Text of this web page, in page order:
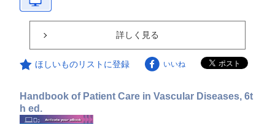
詳しく見る
ほしいものリストに登録 いいね
Handbook of Patient Care in Vascular Diseases, 6t
h ed.